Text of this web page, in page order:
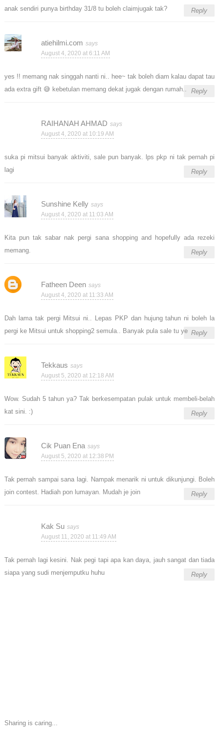
anak sendiri punya birthday 31/8 tu boleh claimjugak tak?
Reply
atiehilmi.com
August 4, 2020 at 6:11 AM
yes !! memang nak singgah nanti ni.. hee~ tak boleh diam kalau dapat tau
ada extra gift 😅 kebetulan memang dekat jugak dengan rumah..
Reply
RAIHANAH AHMAD
August 4, 2020 at 10:19 AM
suka pi mitsui banyak aktiviti, sale pun banyak. lps pkp ni tak pernah pi
lagi
Reply
Sunshine Kelly
August 4, 2020 at 11:03 AM
Kita pun tak sabar nak pergi sana shopping and hopefully ada rezeki
memang.
Reply
Fatheen Deen
August 4, 2020 at 11:33 AM
Dah lama tak pergi Mitsui ni.. Lepas PKP dan hujung tahun ni boleh la
pergi ke Mitsui untuk shopping2 semula.. Banyak pula sale tu ye Reply
Tekkaus
August 5, 2020 at 12:18 AM
Wow. Sudah 5 tahun ya? Tak berkesempatan pulak untuk membeli-belah
kat sini. :)
Reply
Cik Puan Ena
August 5, 2020 at 12:38 PM
Tak pernah sampai sana lagi. Nampak menarik ni untuk dikunjungi. Boleh
join contest. Hadiah pon lumayan. Mudah je join
Reply
Kak Su
August 11, 2020 at 11:49 AM
Tak pernah lagi kesini. Nak pegi tapi apa kan daya, jauh sangat dan tiada
siapa yang sudi menjemputku huhu
Reply
Sharing is caring...